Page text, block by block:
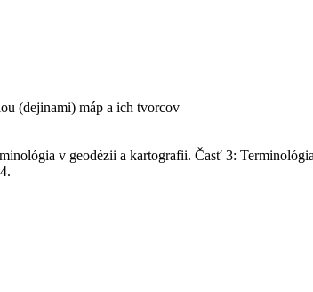
(dejinami) máp a ich tvorcov
v geodézii a kartografii. Časť 3: